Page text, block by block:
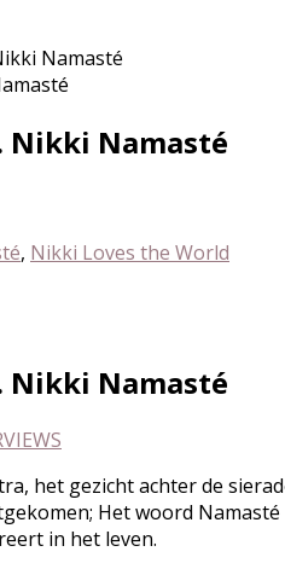
Namasté
Nikki Namasté
, Nikki Loves the World
Nikki Namasté
het gezicht achter de
Het woord
in het leven.